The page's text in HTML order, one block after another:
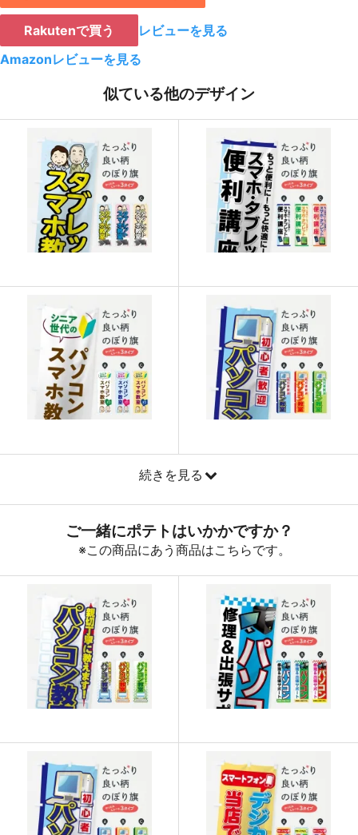
20 923
21 921
919
24 915 21960
913 22825
26 911 23686
27 909 24543
29 905 26245
30 902 27060
901 27931
899 28768
33 897 29601
893
888 32856
887 33706
883 35320
880 36080
42 878 36876
43 876 37668
45 874 39330
46 873 40158
47 872 40984
Rakutenで買う
レビューを見る
Amazonレビューを見る
似ている他のデザイン
続きを見る